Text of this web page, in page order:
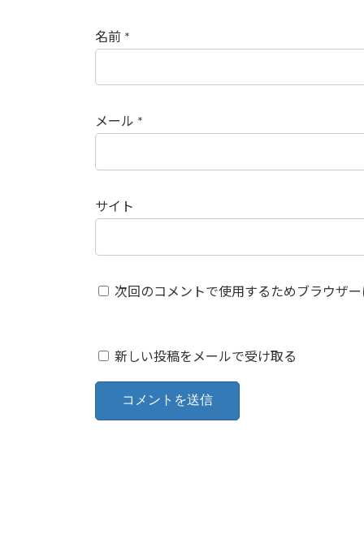
名前 *
メール *
サイト
次回のコメントで使用するためブラウザ
新しい投稿をメールで受け取る